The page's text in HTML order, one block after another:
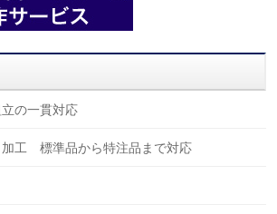
の一貫対応
加工 標準品から特注品まで対応